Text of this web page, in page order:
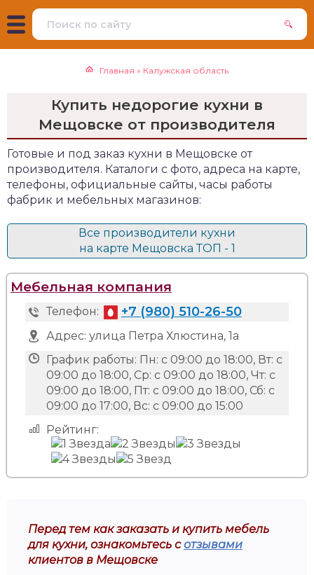
Главная » Калужская область
Купить недорогие кухни в
Мещовске от производителя
Готовые и под заказ кухни в Мещовске от
производителя. Каталоги с фото, адреса на карте,
телефоны, официальные сайты, часы работы
фабрик и мебельных магазинов:
Все производители кухни
на карте Мещовска ТОП - 1
Мебельная компания
Телефон: +7 (980) 510-26-50
Адрес: улица Петра Хлюстина, 1а
График работы: Пн: с 09:00 до 18:00, Вт: с
09:00 до 18:00, Ср: с 09:00 до 18:00, Чт: с
09:00 до 18:00, Пт: с 09:00 до 18:00, Сб: с
09:00 до 17:00, Вс: с 09:00 до 15:00
Рейтинг:
Перед тем как заказать и купить мебель
для кухни, ознакомьтесь сотзывами
клиентов в Мещовске